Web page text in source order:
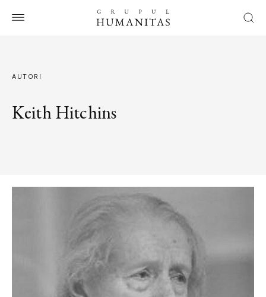
AUTORI
Keith Hitchins